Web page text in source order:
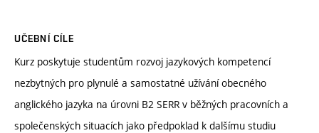
UČEBNÍ CÍLE
Kurz poskytuje studentům rozvoj jazykových kompetencí
nezbytných pro plynulé a samostatné užívání obecného
anglického jazyka na úrovni B2 SERR v běžných pracovních a
společenských situacích jako předpoklad k dalšímu studiu